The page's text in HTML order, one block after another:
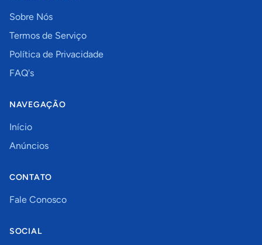
Sobre Nós
Termos de Serviço
Política de Privacidade
FAQ's
NAVEGAÇÃO
Início
Anúncios
CONTATO
Fale Conosco
SOCIAL